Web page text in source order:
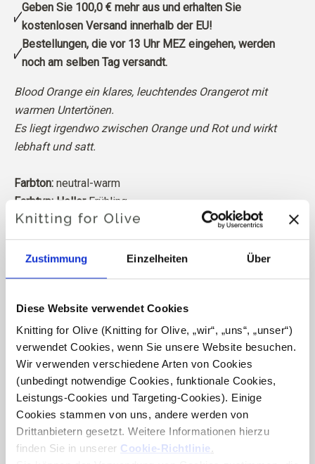
Zustimmung Einzelheiten Über
Diese Website verwendet Cookies
Knitting for Olive (Knitting for Olive, „wir“, „uns“, „unser“)
verwendet Cookies, wenn Sie unsere Website besuchen.
Wir verwenden verschiedene Arten von Cookies
(unbedingt notwendige Cookies, funktionale Cookies,
Leistungs-Cookies und Targeting-Cookies). Einige
Cookies stammen von uns, andere werden von
Drittanbietern gesetzt. Weitere Informationen hierzu
finden Sie in unserer Cookie-Richtlinie.
Geben Sie 100,0 €mehr aus und erhalten Sie
kostenlosen Versand innerhalb der EU!
Bestellungen, die vor 13 Uhr MEZ eingehen, werden
noch am selben Tag versandt.
Blood Orange ein klares, leuchtendes Orangerot mit
warmen Untertönen.
Es liegt irgendwo zwischen Orange und Rot und wirkt
lebhaft und satt.
Farbton: neutral-warm
Farbtyp: HellerFrühling
Passt auch gut zu: HellerWinter, Dunkler Winter und Echter
Frühling
Knitting for Olive Heavy Merino besteht aus 100%
Struktur. Es ist ein weiches und leckeres Garn, etwas
weniger fein als unsere dünne Merino.
Unsere Merinowolle stammt von Schafen, die in
Neuseeland gezüchtet wurden, wo das Mulesing nicht
praktiziert wird. Die Wolle kann direkt zu der Farm
zurückverfolgt werden, von der sie stammt. Auf diese
Weise wissen wir genau, von welcher Farm, welchem
Bauern und welchem Schaf unsere Wolle stammt.